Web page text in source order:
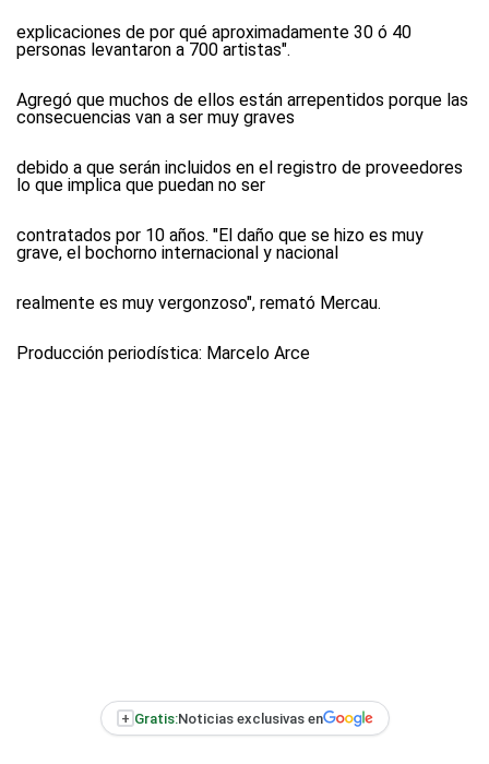
explicaciones de por qué aproximadamente 30 ó 40
personas levantaron a 700 artistas".
Agregó que muchos de ellos están arrepentidos porque las
consecuencias van a ser muy graves
debido a que serán incluidos en el registro de proveedores
lo que implica que puedan no ser
contratados por 10 años. "El daño que se hizo es muy
grave, el bochorno internacional y nacional
realmente es muy vergonzoso", remató Mercau.
Producción periodística: Marcelo Arce
+ Gratis:Noticias exclusivas en